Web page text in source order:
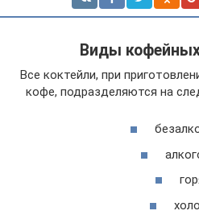
Виды
Все коктейли, при
кофе, подразделяются на